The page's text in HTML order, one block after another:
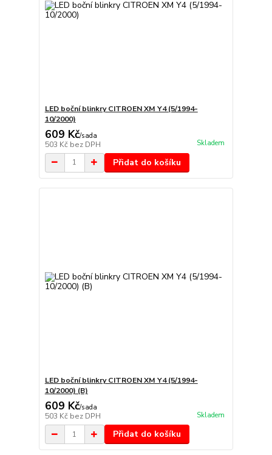
LED boční blinkry CITROEN XM Y4 (5/1994-
10/2000)
609 Kč/sada
503 Kč bez DPH Skladem
Přidat do košíku
LED boční blinkry CITROEN XM Y4 (5/1994-
10/2000) (B)
609 Kč/sada
503 Kč bez DPH Skladem
Přidat do košíku